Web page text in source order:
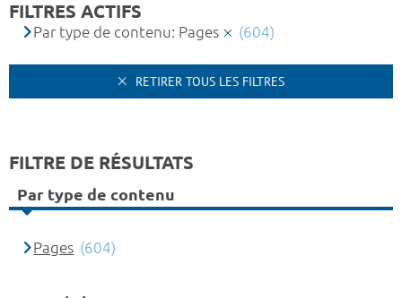
FILTRES ACTIFS
Par type de contenu: Pages (604)
RETIRER TOUS LES FILTRES
FILTRE DE RÉSULTATS
Par type de contenu
Pages (604)